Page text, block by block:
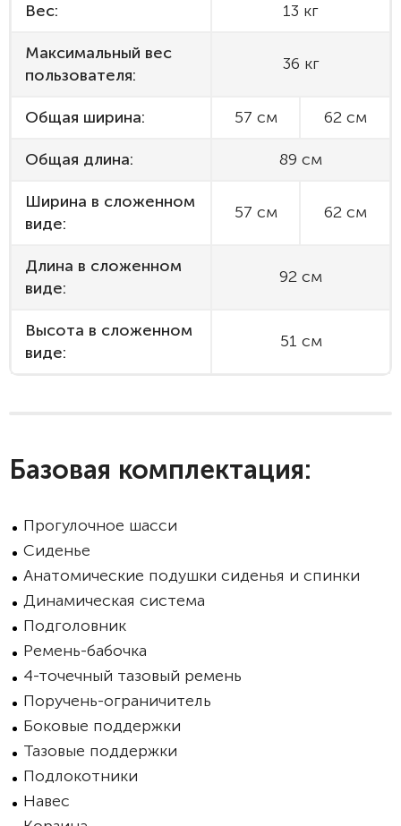
Вес: 13 кг
Максимальный вес
пользователя:
36 кг
Общая ширина: 57 см 62 см
Общая длина: 89 см
Ширина в сложенном
виде:
57 см 62 см
Длина в сложенном
виде:
92 см
Высота в сложенном
виде:
51 см
Базовая комплектация:
Прогулочное шасси
Сиденье
Анатомические подушки сиденья и спинки
Динамическая система
Подголовник
Ремень-бабочка
4-точечный тазовый ремень
Поручень-ограничитель
Боковые поддержки
Тазовые поддержки
Подлокотники
Навес